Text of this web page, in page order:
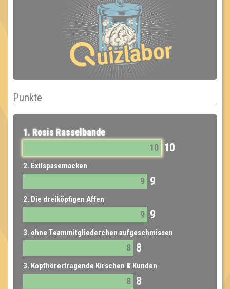
Punkte
1. Rosis Rasselbande
10 10
2. Exilspasemacken
9 9
2. Die dreiköpfigen Affen
9 9
3. ohne Teammitgliederchen aufgeschmissen
8 8
3. Kopfhörertragende Kirschen & Kunden
8 8